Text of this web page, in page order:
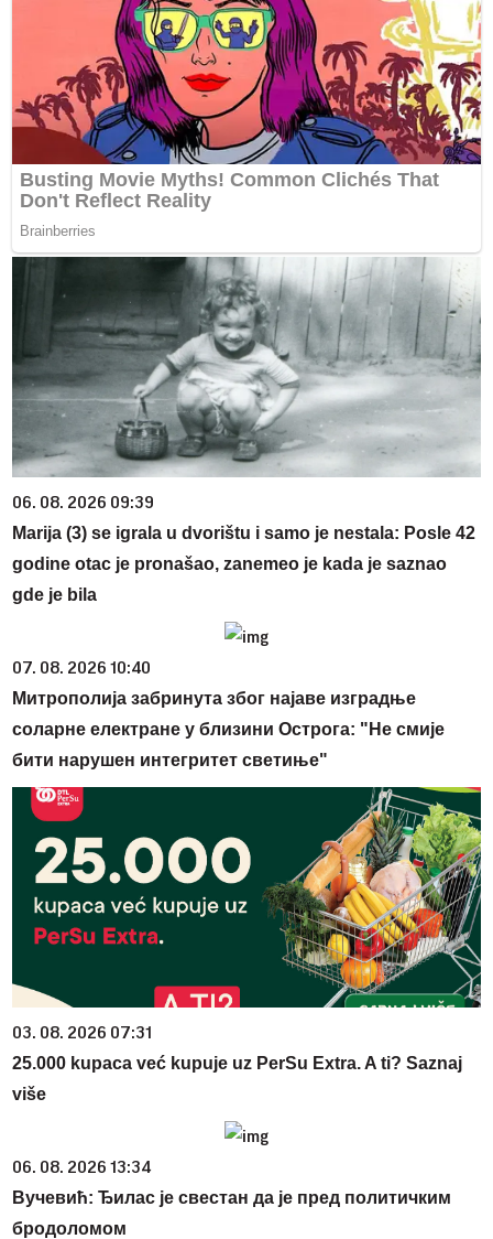
06. 08. 2026 09:39
Marija (3) se igrala u dvorištu i samo je nestala: Posle 42
godine otac je pronašao, zanemeo je kada je saznao
gde je bila
07. 08. 2026 10:40
Митрополија забринута због најаве изградње
соларне електране у близини Острога: "Не смије
бити нарушен интегритет светиње"
03. 08. 2026 07:31
25.000 kupaca već kupuje uz PerSu Extra. A ti? Saznaj
više
06. 08. 2026 13:34
Вучевић: Ђилас је свестан да је пред политичким
бродоломом